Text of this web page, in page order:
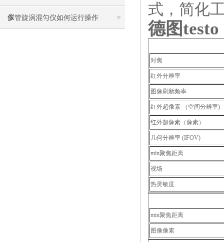
仪
多管旋涡混匀仪如何运行操作
式，简化
德图testo
对焦
红外分辨率
图像刷新频率
红外超像素 （空间分辨率)
红外超像素（像素）
几何分辨率 (IFOV)
min聚焦距离
视场
热灵敏度
min聚焦距离
图像像素